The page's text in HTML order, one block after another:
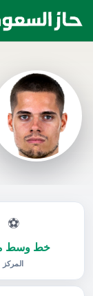
⚽
خط وسط
المركز